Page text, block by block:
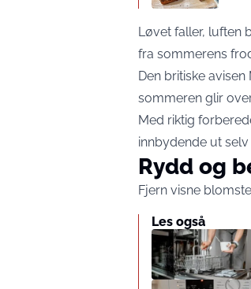
Løvet faller, luften
fra sommerens
Den britiske avisen
sommeren glir
Med riktig
innbydende ut
Rydd og
Fjern visne
Les også